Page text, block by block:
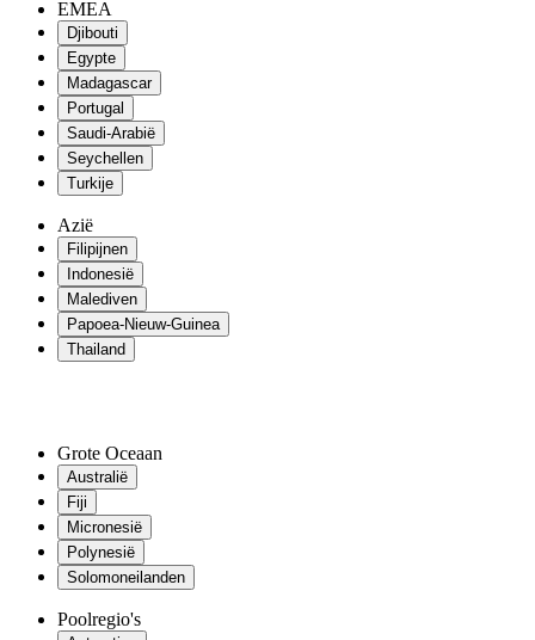
EMEA
Djibouti
Egypte
Madagascar
Portugal
Saudi-Arabië
Seychellen
Turkije
Azië
Filipijnen
Indonesië
Malediven
Papoea-Nieuw-Guinea
Thailand
Grote Oceaan
Australië
Fiji
Micronesië
Polynesië
Solomoneilanden
Poolregio's